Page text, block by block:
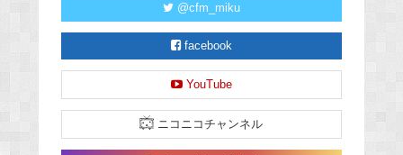
@cfm_miku
facebook
YouTube
ニコニコチャンネル